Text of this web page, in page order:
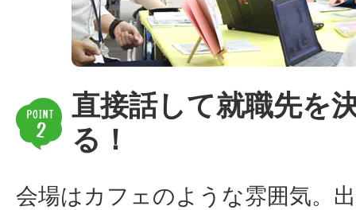
直接話して就職先を
る！
会場はカフェのような雰囲気。